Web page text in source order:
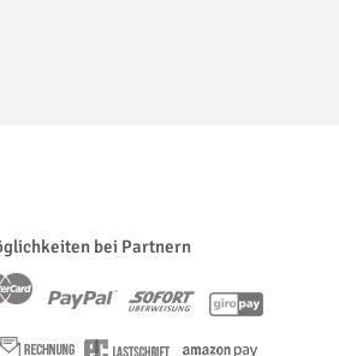
bei Partnern